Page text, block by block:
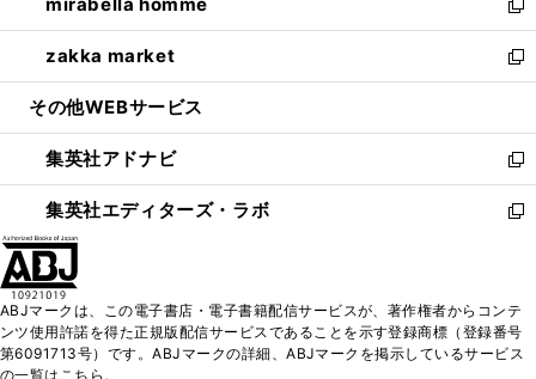
で
開
く
ド
ウ
で
開
ィ
ン
ド
ウ
開
く
い
ウ
ィ
ン
ウ
で
開
く
mirabella homme
新
し
い
ウ
ン
ド
ウ
で
zakka market
新
し
ウ
ィ
ン
ド
く
その他WEBサービス
集英社アドナビ
新
し
い
ド
ウ
で
集英社エディターズ・ラボ
新
ィ
ン
ド
ABJマークは、この電子書店・電子書籍配信サービスが、著作権者からコンテ
ンツ使用許諾を得た正規版配信サービスであることを示す登録商標（登録番号
第6091713号）です。ABJマークの詳細、ABJマークを掲示しているサービス
の一覧はこちら。